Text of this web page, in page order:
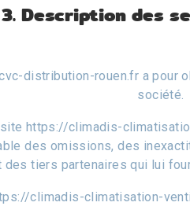
3. Description des
distribution-rouen.fr a pour
société.
site https://climadis-
des omissions, des
des tiers partenaires qui lui
climadis-climatisation-